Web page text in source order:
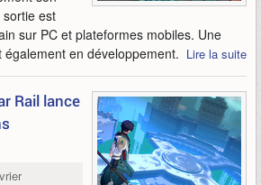
est
sur PC et plateformes mobiles. Une
en développement. Lire la suite
Rail lance
2023